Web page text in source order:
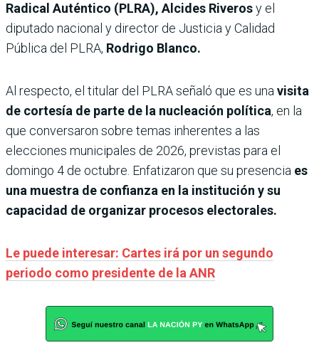
Radical Auténtico (PLRA), Alcides Riverosy el
diputado nacional y director de Justicia y Calidad
Pública del PLRA, Rodrigo Blanco.
Al respecto, el titular del PLRA señaló que es una visita
de cortesía de parte de la nucleación política, en la
que conversaron sobre temas inherentes a las
elecciones municipales de 2026, previstas para el
domingo 4 de octubre. Enfatizaron que su presencia es
una muestra de confianza en la institución y su
capacidad de organizar procesos electorales.
Le puede interesar: Cartes irá por un segundo
periodo como presidente de la ANR